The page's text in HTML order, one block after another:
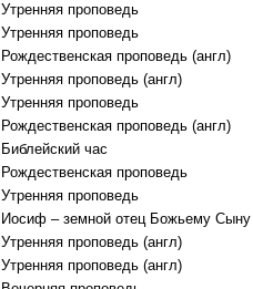
Утренняя проповедь
Утренняя проповедь
Рождественская проповедь (англ)
Утренняя проповедь (англ)
Утренняя проповедь
Рождественская проповедь (англ)
Библейский час
Рождественская проповедь
Утренняя проповедь
Иосиф – земной отец Божьему
Утренняя проповедь (англ)
Утренняя проповедь (англ)